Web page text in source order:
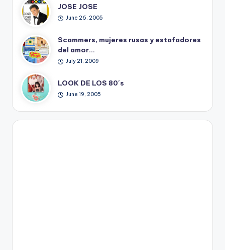
JOSE JOSE
June 26, 2005
Scammers, mujeres rusas y estafadores
del amor…
July 21, 2009
LOOK DE LOS 80´s
June 19, 2005